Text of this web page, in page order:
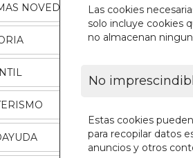
Las cookies
solo incluye cookies
no almacenan
No
Estas cookies
para recopilar datos
anuncios y otros
NOVEDADES